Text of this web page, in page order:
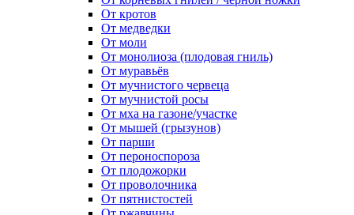
От кротов
От медведки
От моли
От монолиоза (плодовая гниль)
От муравьёв
От мучнистого червеца
От мучнистой росы
От мха на газоне/участке
От мышей (грызунов)
От парши
От пероноспороза
От плодожорки
От проволочника
От пятнистостей